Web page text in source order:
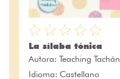
La sílaba tónica
Autora: Teaching Tachán
Idioma: Castellano